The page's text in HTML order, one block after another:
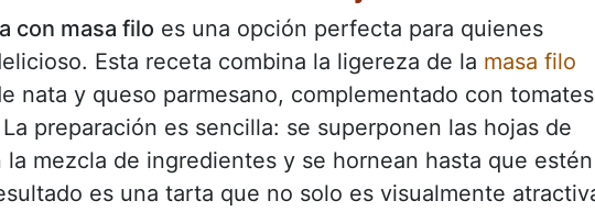
con masa filo es una opción perfecta para quienes
Esta receta combina la ligereza de la masa filo
nata y queso parmesano, complementado con tomates
preparación es sencilla: se superponen las hojas de
mezcla de ingredientes y se hornean hasta que estén
es una tarta que no solo es visualmente